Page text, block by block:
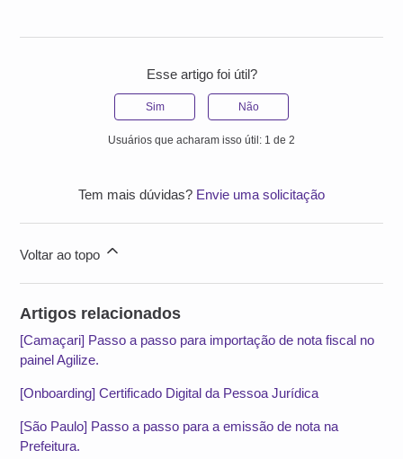
Esse artigo foi útil?
Sim Não
Usuários que acharam isso útil: 1 de 2
Tem mais dúvidas? Envie uma solicitação
Voltar ao topo
Artigos relacionados
[Camaçari] Passo a passo para importação de nota fiscal no
painel Agilize.
[Onboarding] Certificado Digital da Pessoa Jurídica
[São Paulo] Passo a passo para a emissão de nota na
Prefeitura.